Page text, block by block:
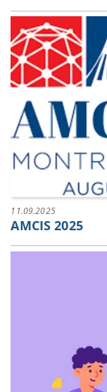
11.09.2025
AMCIS 2025